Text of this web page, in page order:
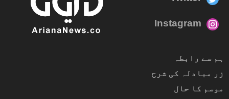
Instagram
ہم سے رابطہ
زر مبادلہ کی شرح
موسم کا حال